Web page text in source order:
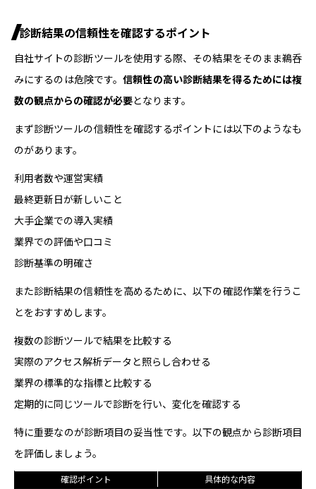
診断結果の信頼性を確認するポイント
自社サイトの診断ツールを使用する際、その結果をそのまま鵜呑
みにするのは危険です。信頼性の高い診断結果を得るためには複
数の観点からの確認が必要となります。
まず診断ツールの信頼性を確認するポイントには以下のようなも
のがあります。
利用者数や運営実績
最終更新日が新しいこと
大手企業での導入実績
業界での評価や口コミ
診断基準の明確さ
また診断結果の信頼性を高めるために、以下の確認作業を行うこ
とをおすすめします。
複数の診断ツールで結果を比較する
実際のアクセス解析データと照らし合わせる
業界の標準的な指標と比較する
定期的に同じツールで診断を行い、変化を確認する
特に重要なのが診断項目の妥当性です。以下の観点から診断項目
を評価しましょう。
確認ポイント
具体的な内容